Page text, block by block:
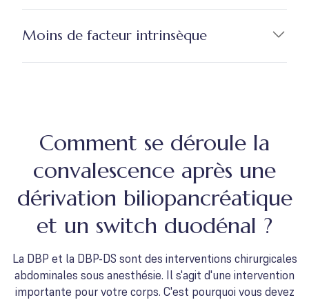
Moins de facteur intrinsèque
Comment se déroule la
convalescence après une
dérivation biliopancréatique
et un switch duodénal ?
La DBP et la DBP-DS sont des interventions chirurgicales
abdominales sous anesthésie. Il s'agit d'une intervention
importante pour votre corps. C'est pourquoi vous devez